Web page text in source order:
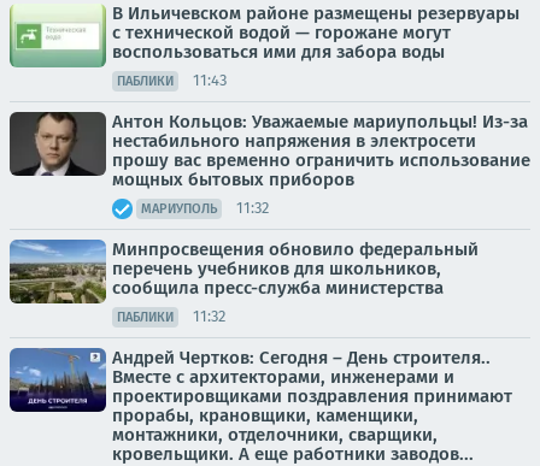
В Ильичевском районе размещены резервуары
с технической водой — горожане могут
воспользоваться ими для забора воды
ПАБЛИКИ 11:43
Антон Кольцов: Уважаемые мариупольцы! Из-за
нестабильного напряжения в электросети
прошу вас временно ограничить использование
мощных бытовых приборов
МАРИУПОЛЬ 11:32
Минпросвещения обновило федеральный
перечень учебников для школьников,
сообщила пресс-служба министерства
ПАБЛИКИ 11:32
Андрей Чертков: Сегодня – День строителя..
Вместе с архитекторами, инженерами и
проектировщиками поздравления принимают
прорабы, крановщики, каменщики,
монтажники, отделочники, сварщики,
кровельщики. А еще работники заводов...